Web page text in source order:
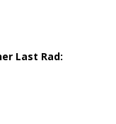
Last Rad: